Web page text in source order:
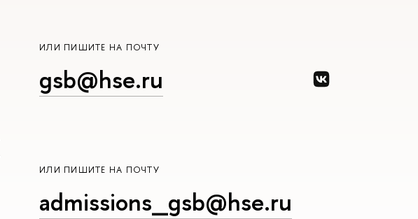
ИЛИ ПИШИТЕ НА ПОЧТУ
gsb@hse.ru
ИЛИ ПИШИТЕ НА ПОЧТУ
admissions_gsb@hse.ru